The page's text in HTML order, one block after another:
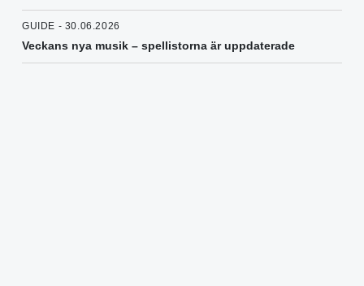
GUIDE - 30.06.2026
Veckans nya musik – spellistorna är uppdaterade